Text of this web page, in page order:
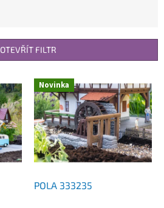
OTEVŘÍT FILTR
Novinka
POLA 333235